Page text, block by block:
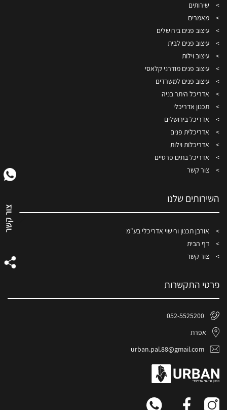
שירותים
מאמרים
עיצוב פנים בירושלים
עיצוב פנים לבית
עיצוב וילות
עיצוב פנים מודרני קלאסי
עיצוב פנים למשרדים
אדריכל היתר בניה
תכנון אדריכלי
אדריכל בירושלים
אדריכלית פנים
אדריכלות וילות
אדריכל בתים פרטיים
צור קשר
השירותים שלנו
אורבן תכנון ורישוי אדריכלי בע"מ
דף הבית
צור קשר
פרטי התקשרות
052-5525200
אפרת
urban.pal.88@gmail.com